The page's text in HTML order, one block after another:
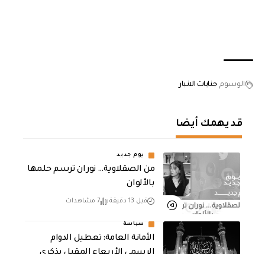
الوسوم جنايات الانبار
قد يهمك أيضا
يوم جديد
من الصقلاوية… نوران ترسم حلمها
بالألوان
قبل 13 دقيقة 7 مشاهدات
سياسة
الأمانة العامة: تعطيل الدوام